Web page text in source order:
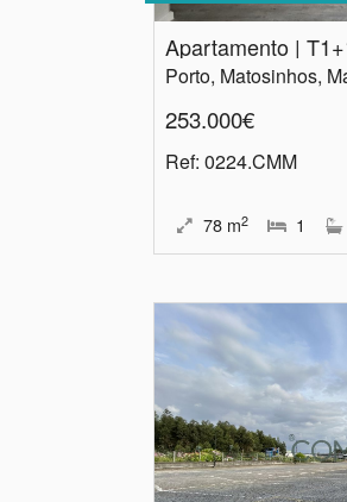
Apartamento |
253.000€
Ref: 0224.CMM
78 m2 1